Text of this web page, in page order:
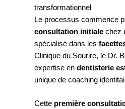
transformationnel
Le processus commence
consultation initialechez
spécialisé dans les
Clinique du Sourire, le Dr.
expertise en dentisterie
unique de coaching
Cette première